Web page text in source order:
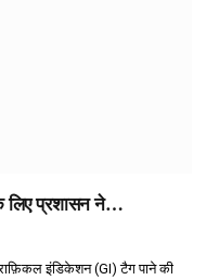
लिए प्रशासन ने…
इंडिकेशन (GI) टैग पाने की